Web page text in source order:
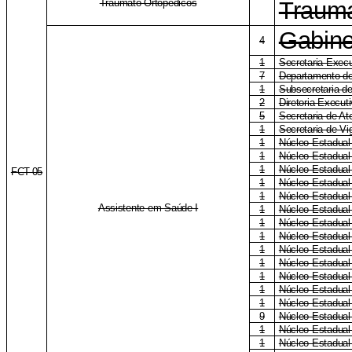
FCT-05
Tráumato-Ortopédicos
Assistente em Saúde I
4
1
Secretaria
7
Departamento
1
Subsecretaria
2
Diretoria
5
Secretaria de
1
Secretaria de
1
Núcleo
1
Núcleo
1
Núcleo
1
Núcleo
1
Núcleo
1
Núcleo
1
Núcleo
1
Núcleo
1
Núcleo
1
Núcleo
1
Núcleo
1
Núcleo
1
Núcleo
9
Núcleo
1
Núcleo
1
Núcleo